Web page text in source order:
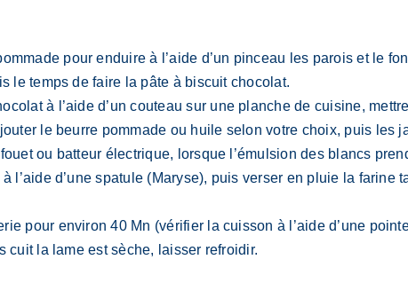
pour enduire à l’aide d’un pinceau les parois et le
le temps de faire la pâte à biscuit chocolat.
à l’aide d’un couteau sur une planche de cuisine,
le beurre pommade ou huile selon votre choix, puis les
ou batteur électrique, lorsque l’émulsion des blancs
l’aide d’une spatule (Maryse), puis verser en pluie la
pour environ 40 Mn (vérifier la cuisson à l’aide d’une
cuit la lame est sèche, laisser refroidir.